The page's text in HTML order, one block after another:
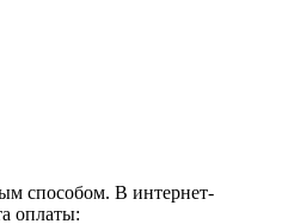
способом. В интернет-
оплаты: